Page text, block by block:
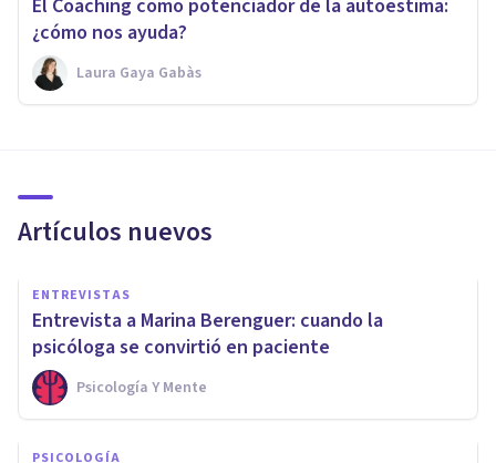
El Coaching como potenciador de la autoestima:
¿cómo nos ayuda?
Laura Gaya Gabàs
Artículos nuevos
ENTREVISTAS
Entrevista a Marina Berenguer: cuando la
psicóloga se convirtió en paciente
Psicología Y Mente
PSICOLOGÍA